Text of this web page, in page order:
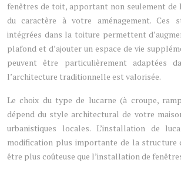
fenêtres de toit, apportant non seulement de
du caractère à votre aménagement. Ces
intégrées dans la toiture permettent
plafond et d’ajouter un espace de vie
peuvent être particulièrement adaptées
l’architecture traditionnelle est valorisée.
Le choix du type de lucarne (à croupe,
dépend du style architectural de votre
urbanistiques locales. L’installation de
modification plus importante de la
être plus coûteuse que l’installation de